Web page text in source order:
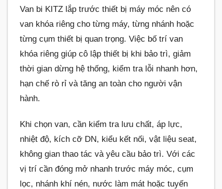
Van bi KITZ lắp trước thiết bị máy móc nên có
van khóa riêng cho từng máy, từng nhánh hoặc
từng cụm thiết bị quan trọng. Việc bố trí van
khóa riêng giúp cô lập thiết bị khi bảo trì, giảm
thời gian dừng hệ thống, kiểm tra lỗi nhanh hơn,
hạn chế rò rỉ và tăng an toàn cho người vận
hành.
Khi chọn van, cần kiểm tra lưu chất, áp lực,
nhiệt độ, kích cỡ DN, kiểu kết nối, vật liệu seat,
không gian thao tác và yêu cầu bảo trì. Với các
vị trí cần đóng mở nhanh trước máy móc, cụm
lọc, nhánh khí nén, nước làm mát hoặc tuyến